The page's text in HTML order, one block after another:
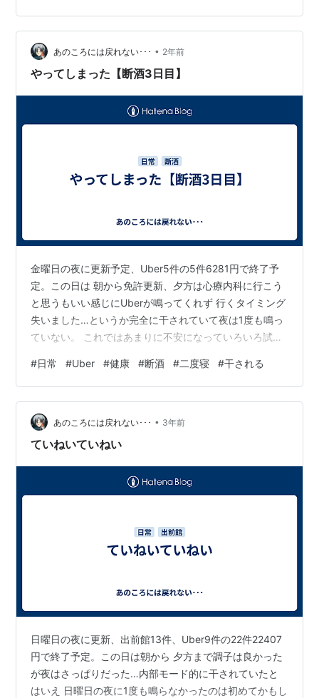
くなかった…金曜日こそはもう少し件数 つめるようにし
たい、とは言えまぁ台風も関西に近づいてきているので
そこは無理せず 自分の体調と相談しながらやっていこ
う。
あのころには戻れない･･･ • 2年前
やってしまった【断酒3日目】
金曜日の夜に更新予定、Uber5件の5件6281円で終了予
定。この日は 朝から免許更新、夕方は心療内科に行こう
と思うもいい感じにUberが鳴ってくれず 行くタイミング
失いました…というか完全に干されていて夜は1度も鳴っ
ていない。 これではあまりに不安になっていろいろ試す
も夕方に仮眠を取ろうとしたらまさかの1時間近く寝てし
まうという なんともふがいないことに…正直やってしま
った感が半端じゃない。やっぱり夕方は 寒いからと言っ
て布団に入って寝てしまうのはよくないよな。おかげで
頭もぼーっと する始末、今後はこのようなことがないよ
#日常 #Uber #健康 #断酒 #二度寝 #干される
あのころには戻れない･･･ • 3年前
ていねいていねい
日曜日の夜に更新、出前館13件、Uber9件の22件22407
円で終了予定。この日は朝から 夕方まで調子は良かった
が夜はさっぱりだった…内部モード的に干されていたと
はいえ 日曜日の夜に1度も鳴らなかったのは初めてかもし